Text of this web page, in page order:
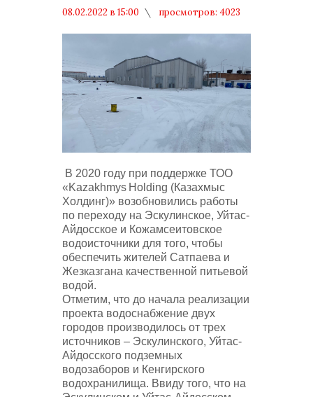
08.02.2022 в 15:00
просмотров: 4023
В 2020 году при поддержке ТОО
«Kazakhmys Holding (Казахмыс
Холдинг)» возобновились работы
по переходу на Эскулинское, Уйтас-
Айдосское и Кожамсеитовское
водоисточники для того, чтобы
обеспечить жителей Сатпаева и
Жезказгана качественной питьевой
водой.
Отметим, что до начала реализации
проекта водоснабжение двух
городов производилось от трех
источников – Эскулинского, Уйтас-
Айдосского подземных
водозаборов и Кенгирского
водохранилища. Ввиду того, что на